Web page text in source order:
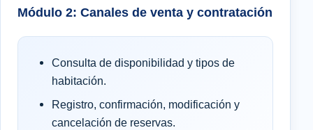
Módulo 2: Canales de venta y contratación
Consulta de disponibilidad y tipos de
habitación.
Registro, confirmación, modificación y
cancelación de reservas.